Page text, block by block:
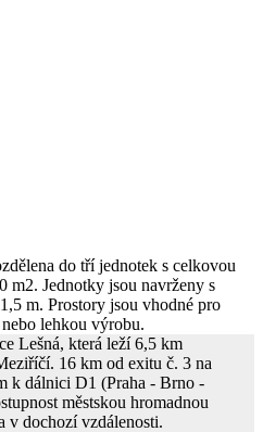
do tří jednotek s celkovou
m2. Jednotky jsou navrženy s
m. Prostory jsou vhodné pro
lehkou výrobu.
Lešná, která leží 6,5 km
16 km od exitu č. 3 na
k dálnici D1 (Praha - Brno -
městskou hromadnou
v dochozí vzdálenosti.